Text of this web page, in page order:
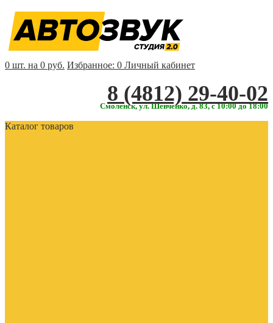
0 шт. на 0 руб. Избранное: 0 Личный кабинет
‎‎8 (4812) 29-40-02
Смоленск, ул. Шевченко, д. 83, с 10:00 до 18:00
Каталог товаров